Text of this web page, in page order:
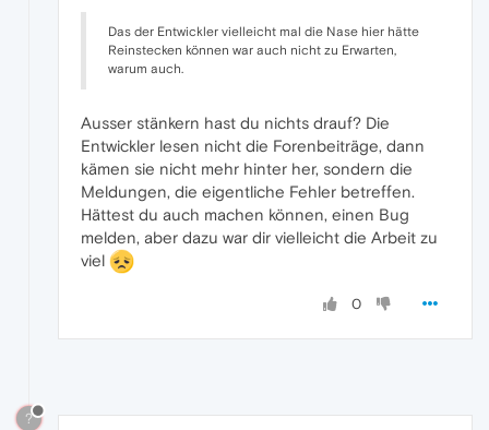
Das der Entwickler vielleicht mal die Nase hier hätte
Reinstecken können war auch nicht zu Erwarten,
warum auch.
Ausser stänkern hast du nichts drauf? Die
Entwickler lesen nicht die Forenbeiträge, dann
kämen sie nicht mehr hinter her, sondern die
Meldungen, die eigentliche Fehler betreffen.
Hättest du auch machen können, einen Bug
melden, aber dazu war dir vielleicht die Arbeit zu
viel
0
?